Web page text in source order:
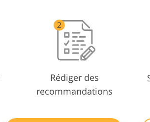
Rédiger des
recommandations